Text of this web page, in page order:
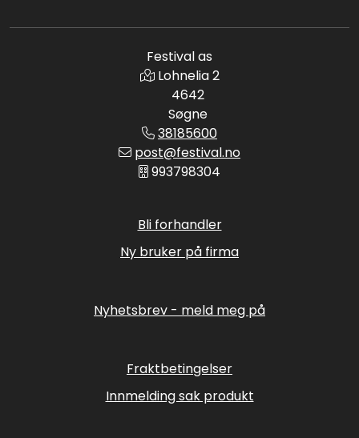
Festival as
Lohnelia 2
4642
Søgne
38185600
post@festival.no
993798304
Bli forhandler
Ny bruker på firma
Nyhetsbrev - meld meg på
Fraktbetingelser
Innmelding sak produkt